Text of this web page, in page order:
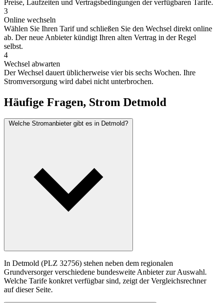
Preise, Laufzeiten und Vertragsbedingungen der verfügbaren Tarife.
3
Online wechseln
Wählen Sie Ihren Tarif und schließen Sie den Wechsel direkt online
ab. Der neue Anbieter kündigt Ihren alten Vertrag in der Regel
selbst.
4
Wechsel abwarten
Der Wechsel dauert üblicherweise vier bis sechs Wochen. Ihre
Stromversorgung wird dabei nicht unterbrochen.
Häufige Fragen, Strom Detmold
Welche Stromanbieter gibt es in Detmold?
In Detmold (PLZ 32756) stehen neben dem regionalen
Grundversorger verschiedene bundesweite Anbieter zur Auswahl.
Welche Tarife konkret verfügbar sind, zeigt der Vergleichsrechner
auf dieser Seite.